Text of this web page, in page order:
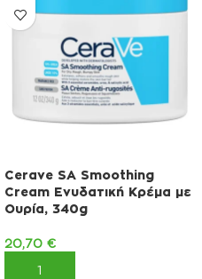
Cerave SA Smoothing
Cream Ενυδατική Κρέμα με
Ουρία, 340g
20,70 €
ΠΡΟΣΘΉΚΗ ΣΤΟ ΚΑΛΆΘΙ